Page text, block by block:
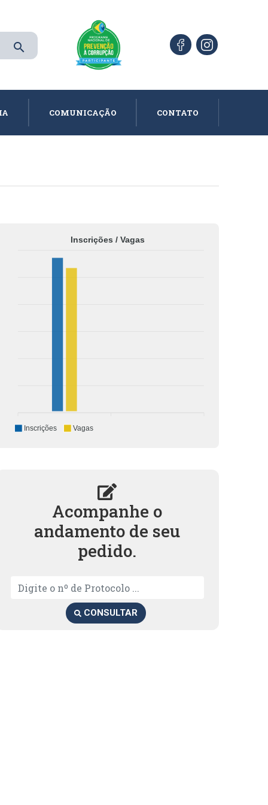
search
COMUNICAÇÃO CONTATO
Inscrições / Vagas
Inscrições Vagas
Acompanhe o
andamento de seu
pedido.
CONSULTAR